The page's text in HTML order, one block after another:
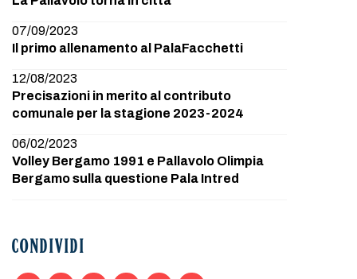
07/09/2023
Il primo allenamento al PalaFacchetti
12/08/2023
Precisazioni in merito al contributo
comunale per la stagione 2023-2024
06/02/2023
Volley Bergamo 1991 e Pallavolo Olimpia
Bergamo sulla questione Pala Intred
CONDIVIDI